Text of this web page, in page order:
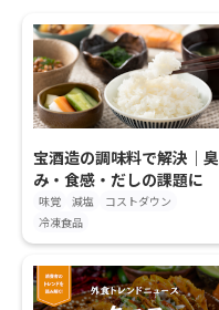
宝酒造の調味料で解決｜臭
み・食感・だしの課題に
味覚 減塩
コストダウン
冷凍食品